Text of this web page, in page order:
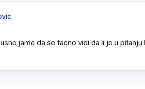
jame da se tacno vidi da li je u pitanju